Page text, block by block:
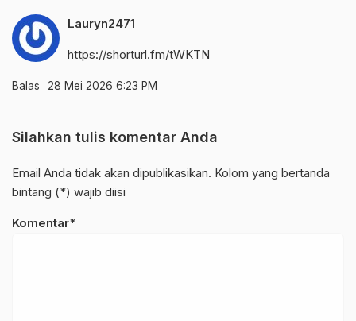
Lauryn2471
https://shorturl.fm/tWKTN
Balas 28 Mei 2026 6:23 PM
Silahkan tulis komentar Anda
Email Anda tidak akan dipublikasikan. Kolom yang bertanda
bintang (*) wajib diisi
Komentar*